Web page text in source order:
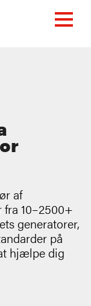
af
10–2500+
generatorer,
på
hjælpe dig